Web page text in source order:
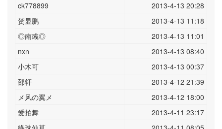
ck778899
2013-4-13 20:28
贺显鹏
2013-4-13 11:18
◎南彧◎
2013-4-13 11:01
nxn
2013-4-13 08:40
小木可
2013-4-13 00:37
邵轩
2013-4-12 21:39
メ风の翼メ
2013-4-12 18:00
爱拍舞
2013-4-11 23:17